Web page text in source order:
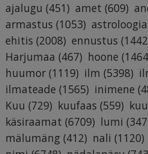
ajalugu (451) amet (609)
armastus (1053) astroloogia
ehitis (2008) ennustus
Harjumaa (467) hoone
huumor (1119) ilm (5398)
ilmateade (1565) inimene
Kuu (729) kuufaas (559)
käsiraamat (6709) lumi
mälumäng (412) nali (1120)